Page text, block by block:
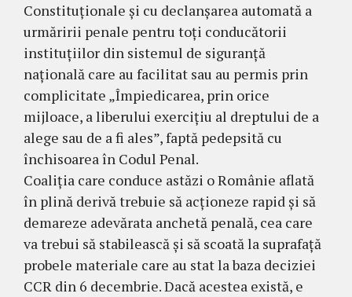
Constituționale și cu declanșarea automată a
urmăririi penale pentru toți conducătorii
instituțiilor din sistemul de siguranță
națională care au facilitat sau au permis prin
complicitate „Împiedicarea, prin orice
mijloace, a liberului exerciţiu al dreptului de a
alege sau de a fi ales”, faptă pedepsită cu
închisoarea în Codul Penal.
Coaliția care conduce astăzi o Românie aflată
în plină derivă trebuie să acționeze rapid și să
demareze adevărata anchetă penală, cea care
va trebui să stabilească și să scoată la suprafață
probele materiale care au stat la baza deciziei
CCR din 6 decembrie. Dacă acestea există, e